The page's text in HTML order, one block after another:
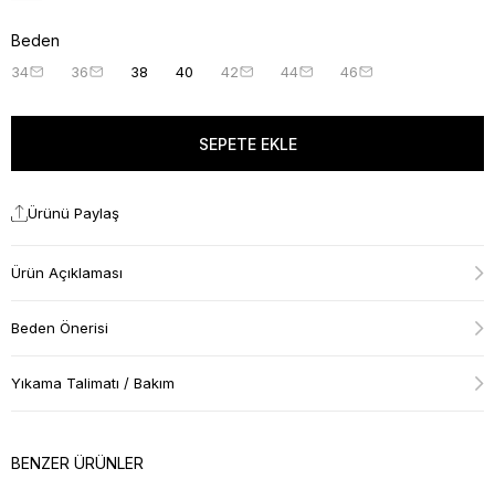
Beden
34 36 38 40 42 44 46
Ürünü Paylaş
Ürün Açıklaması
Beden Önerisi
Yıkama Talimatı / Bakım
BENZER ÜRÜNLER